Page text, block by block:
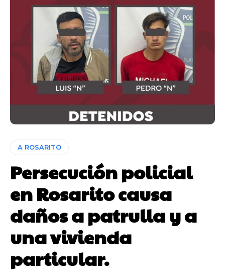
A ROSARITO
Persecución policial
en Rosarito causa
daños a patrulla y a
una vivienda
particular.